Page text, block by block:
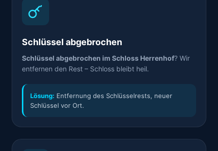
Schlüssel abgebrochen
Schlüssel abgebrochen im Schloss Herrenhof? Wir
entfernen den Rest – Schloss bleibt heil.
Lösung: Entfernung des Schlüsselrests, neuer
Schlüssel vor Ort.